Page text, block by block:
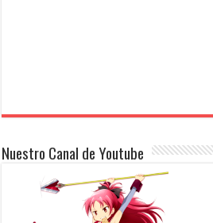
Nuestro Canal de Youtube